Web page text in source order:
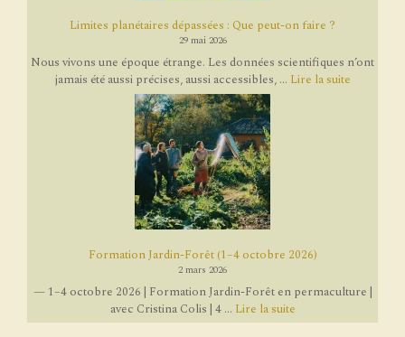
Limites planétaires dépassées : Que peut-on faire ?
29 mai 2026
Nous vivons une époque étrange. Les données scientifiques n’ont
jamais été aussi précises, aussi accessibles, ... Lire la suite
Formation Jardin-Forêt (1–4 octobre 2026)
2 mars 2026
— 1–4 octobre 2026 | Formation Jardin-Forêt en permaculture |
avec Cristina Colis | 4 ... Lire la suite